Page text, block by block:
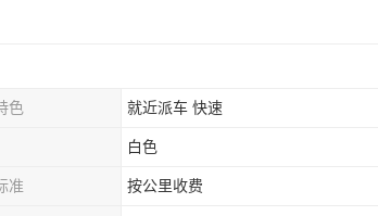
色 就近派车 快速
白色
准 按公里收费